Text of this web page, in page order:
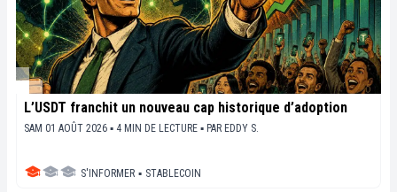
L’USDT franchit un nouveau cap historique d’adoption
SAM 01 AOÛT 2026 ▪ 4 MIN DE LECTURE ▪ PAR EDDY S.
S'INFORMER ▪ STABLECOIN